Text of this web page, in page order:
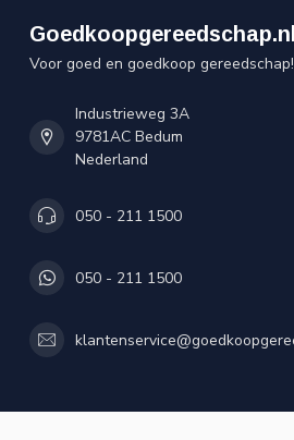
Goedkoopgereedschap.nl
Voor goed en goedkoop gereedschap!
Industrieweg 3A
9781AC Bedum
Nederland
050 - 211 1500
050 - 211 1500